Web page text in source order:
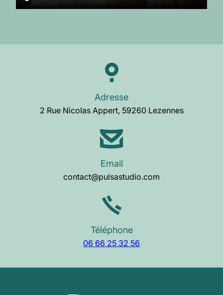
Adresse
2 Rue Nicolas Appert, 59260 Lezennes
Email
contact@pulsastudio.com
Téléphone
06 66 25 32 56